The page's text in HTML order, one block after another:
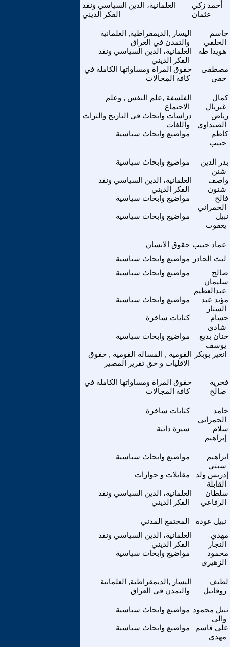
العلمانية، الدين السياسي ونقد
الفكر الديني
أحمد زكي
عثمان
اليسار ,الديمقراطية, العلمانية
والتمدن في العراق
جاسم
الحلفي
العلمانية، الدين السياسي ونقد
الفكر الديني
هويدا طه
حقوق المراة ومساواتها الكاملة في
كافة المجالات
مصطفى
حقي
الفلسفة ,علم النفس , وعلم
الاجتماع
كمال
غبريال
دراسات وابحاث في التاريخ والتراث
واللغات
رياض
الصيداوي
مواضيع وابحاث سياسية
كاظم
حبيب
مواضيع وابحاث سياسية
بدر الدين
شنن
العلمانية، الدين السياسي ونقد
الفكر الديني
واصف
شنون
مواضيع وابحاث سياسية
فالح
الحمراني
مواضيع وابحاث سياسية
نبيل
يعقوب
حقوق الانسان عماد حبيب
مواضيع وابحاث سياسية
ليث الجادر
مواضيع وابحاث سياسية
صالح
سليمان
عبدالعظيم
مواضيع وابحاث سياسية
مؤيد عبد
الستار
كتابات ساخرة
حسام
شادى
مواضيع وابحاث سياسية
حنان بديع
يوسف
القومية , المسالة القومية , حقوق
الاقليات و حق تقرير المصير
انغير بوبكر
حقوق المراة ومساواتها الكاملة في
كافة المجالات
فخرية
صالح
كتابات ساخرة
حامد
الحمراني
سيرة ذاتية
سلام
إبراهيم
مواضيع وابحاث سياسية
ابراهيم
سبتي
مقابلات و حوارات
إدريس ولد
القابلة
العلمانية، الدين السياسي ونقد
الفكر الديني
سلطان
الرفاعي
المجتمع المدني نبيل عودة
العلمانية، الدين السياسي ونقد
الفكر الديني
مهدي
النجار
مواضيع وابحاث سياسية
محمود
الزهيري
اليسار ,الديمقراطية, العلمانية
والتمدن في العراق
لطيف
روفائيل
مواضيع وابحاث سياسية نبيل محمود
والى
مواضيع وابحاث سياسية
علي قاسم
مهدي